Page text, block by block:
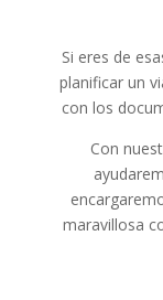
Si eres de
planificar un
con los
Con
maravillosa